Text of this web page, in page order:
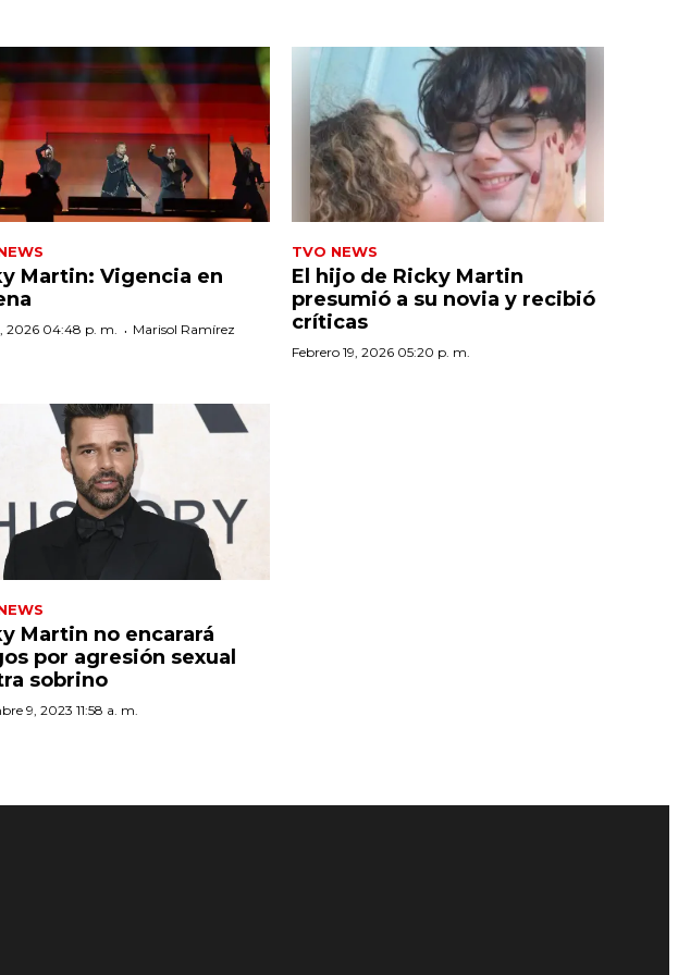
Martin: Vigencia en
2026 04:48 p. m. · Marisol Ramírez
TVO NEWS
El hijo de Ricky Martin
presumió a su novia y recibió
críticas
Febrero 19, 2026 05:20 p. m.
Martin no encarará
por agresión sexual
sobrino
9, 2023 11:58 a. m.